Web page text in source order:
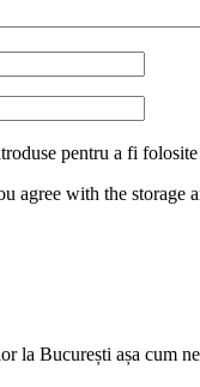
pentru a fi
agree with the storage
la București așa cum